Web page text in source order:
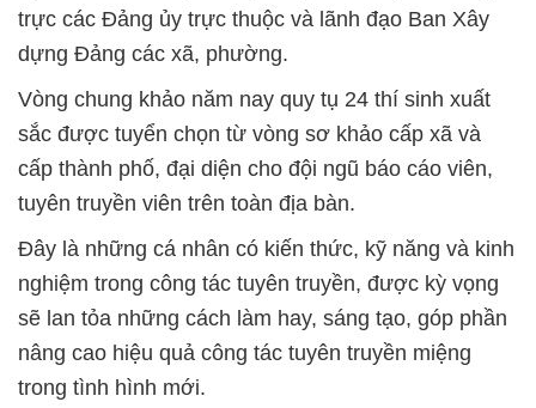
trực các Đảng ủy trực thuộc và lãnh đạo Ban Xây
dựng Đảng các xã, phường.
Vòng chung khảo năm nay quy tụ 24 thí sinh xuất
sắc được tuyển chọn từ vòng sơ khảo cấp xã và
cấp thành phố, đại diện cho đội ngũ báo cáo viên,
tuyên truyền viên trên toàn địa bàn.
Đây là những cá nhân có kiến thức, kỹ năng và kinh
nghiệm trong công tác tuyên truyền, được kỳ vọng
sẽ lan tỏa những cách làm hay, sáng tạo, góp phần
nâng cao hiệu quả công tác tuyên truyền miệng
trong tình hình mới.